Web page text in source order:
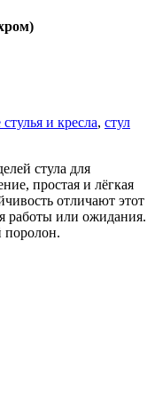
и кресла, стул
стула для
простая и лёгкая
отличают этот
работы или ожидания.
поролон.